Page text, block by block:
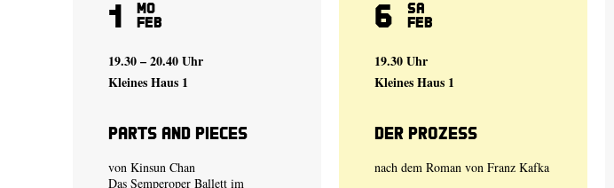
1 Mo
Feb
19.30 – 20.40 Uhr
Kleines Haus 1
Parts and Pieces
von Kinsun Chan
Das Semperoper Ballett im
6 Sa
Feb
19.30 Uhr
Kleines Haus 1
Der Prozess
nach dem Roman von Franz Kafka